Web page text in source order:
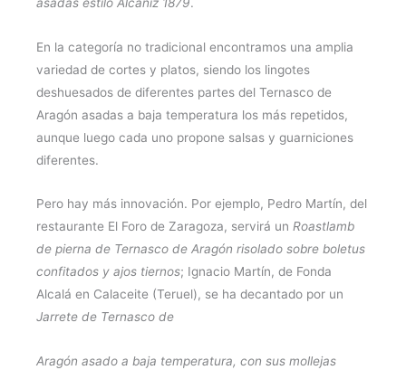
En la categoría no tradicional encontramos una amplia
variedad de cortes y platos, siendo los lingotes
deshuesados de diferentes partes del Ternasco de
Aragón asadas a baja temperatura los más repetidos,
aunque luego cada uno propone salsas y guarniciones
diferentes.
Pero hay más innovación. Por ejemplo, Pedro Martín, del
restaurante El Foro de Zaragoza, servirá un Roastlamb
de pierna de Ternasco de Aragón risolado sobre boletus
confitados y ajos tiernos; Ignacio Martín, de Fonda
Alcalá en Calaceite (Teruel), se ha decantado por un
Jarrete de Ternasco de
Aragón asado a baja temperatura, con sus mollejas